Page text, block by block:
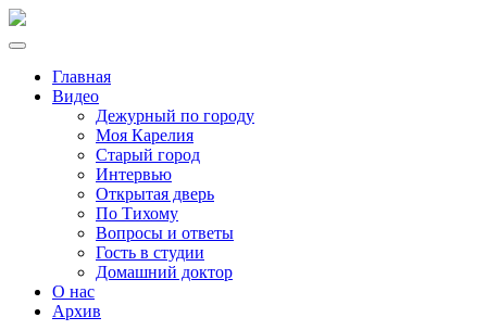
Главная
Видео
Дежурный по городу
Моя Карелия
Старый город
Интервью
Открытая дверь
По Тихому
Вопросы и ответы
Гость в студии
Домашний доктор
О нас
Архив